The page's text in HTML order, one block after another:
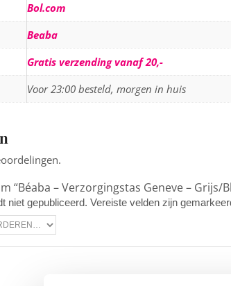
Bol.com
Beaba
Gratis verzending vanaf 20,-
Voor 23:00 besteld, morgen in huis
“Béaba – Verzorgingstas Geneve – Grijs/
niet gepubliceerd. Vereiste velden zijn